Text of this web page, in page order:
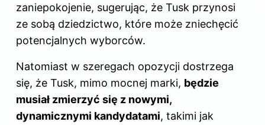
zaniepokojenie, sugerując, że Tusk przynosi
ze sobą dziedzictwo, które może zniechęcić
potencjalnych wyborców.
Natomiast w szeregach opozycji dostrzega
się, że Tusk, mimo mocnej marki, będzie
musiał zmierzyć się z nowymi,
dynamicznymi kandydatami, takimi jak